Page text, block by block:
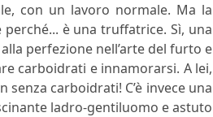
con un lavoro normale. Ma la
è una truffatrice. Sì, una
perfezione nell’arte del furto e
carboidrati e innamorarsi. A lei,
carboidrati! C’è invece una
ladro-gentiluomo e astuto